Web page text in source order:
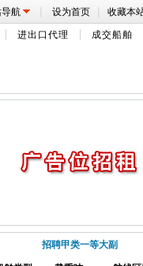
导航 | 设为首页 | 收藏本
进出口代理 成交船舶
招聘甲类一等大副